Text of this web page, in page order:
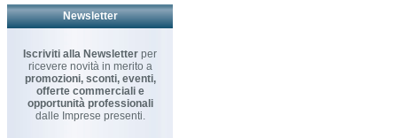
Newsletter
Iscriviti alla Newsletter per
ricevere novità in merito a
promozioni, sconti, eventi,
offerte commerciali e
opportunità professionali
dalle Imprese presenti.